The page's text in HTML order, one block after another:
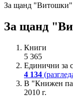
За щанд "Витошки"
За щанд
Книги
5 365
Единични за
4 134
В "Книжен
2010 г.